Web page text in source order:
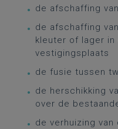
de afschaffing
de afschaffing
kleuter of lager
vestigingsplaats
de fusie tussen
de herschikking
over de
de verhuizing van